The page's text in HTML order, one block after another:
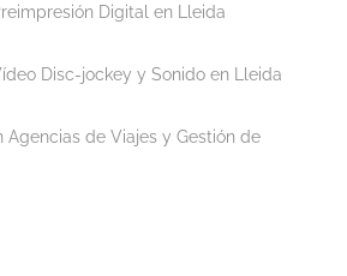
Digital en Lleida
Disc-jockey y Sonido en Lleida
Agencias de Viajes y Gestión de